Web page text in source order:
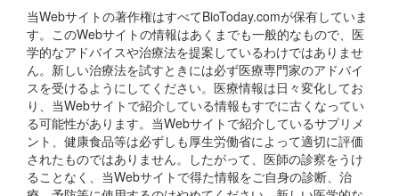
当Webサイトの著作権はすべてBioToday.comが保有していま
す。このWebサイトの情報はあくまでも一般的なもので、医
学的なアドバイスや治療法を提案しているわけではありませ
ん。新しい治療法を試すときには必ず医療専門家のアドバイ
スを受けるようにしてください。医療情報は日々変化してお
り、当Webサイトで紹介している情報もすでに古くなってい
る可能性があります。当Webサイトで紹介しているサプリメ
ント、健康食品等は必ずしも厚生労働省によって適切に評価
されたものではありません。したがって、医師の診察をうけ
ることなく、当Webサイトで得た情報をご自身の診断、治